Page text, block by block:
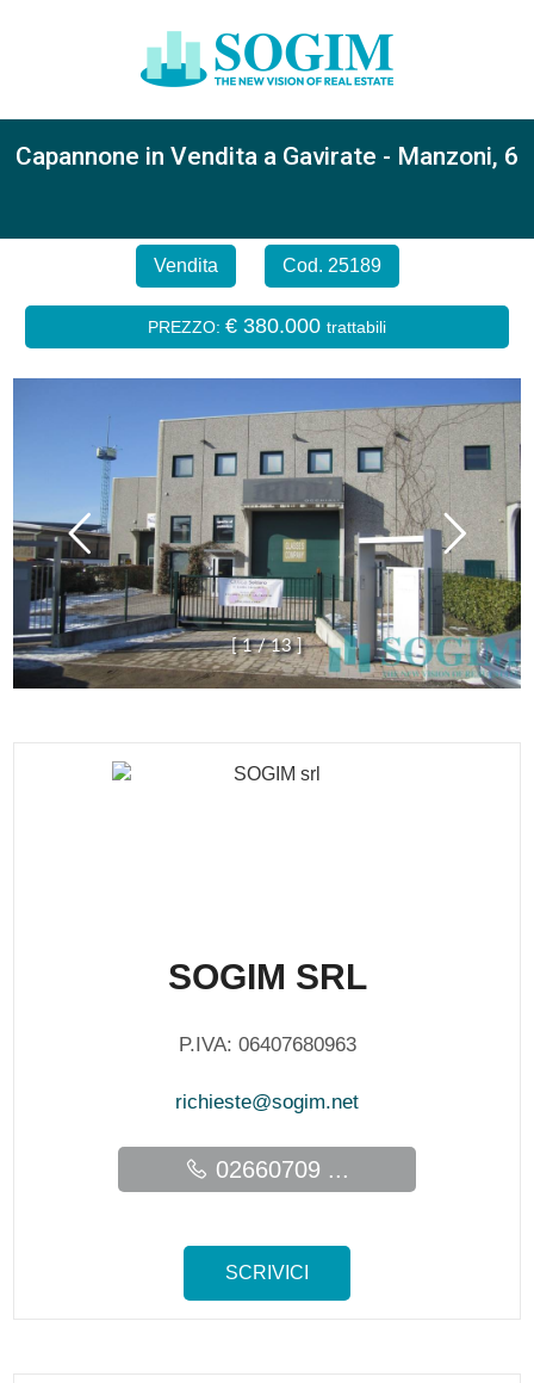
Capannone in Vendita a Gavirate - Manzoni, 6
Vendita Cod. 25189
PREZZO: € 380.000 trattabili
[ 1 / 13 ]
SOGIM SRL
P.IVA: 06407680963
richieste@sogim.net
02660709 ...
SCRIVICI